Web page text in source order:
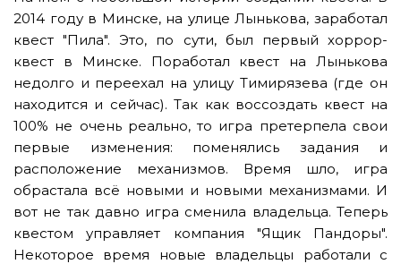
2014 году в Минске, на улице Лынькова, заработал
квест "Пила". Это, по сути, был первый хоррор-
квест в Минске. Поработал квест на Лынькова
недолго и переехал на улицу Тимирязева (где он
находится и сейчас). Так как воссоздать квест на
100% не очень реально, то игра претерпела свои
первые изменения: поменялись задания и
расположение механизмов. Время шло, игра
обрастала всё новыми и новыми механизмами. И
вот не так давно игра сменила владельца. Теперь
квестом управляет компания "Ящик Пандоры".
Некоторое время новые владельцы работали с